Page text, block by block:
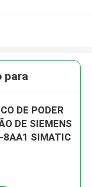
para
DE PODER
DE SIEMENS
SIMATIC